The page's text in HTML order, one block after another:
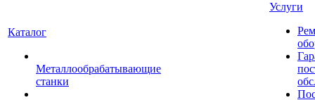
Каталог
Металлообрабатывающие
станки
Услуги